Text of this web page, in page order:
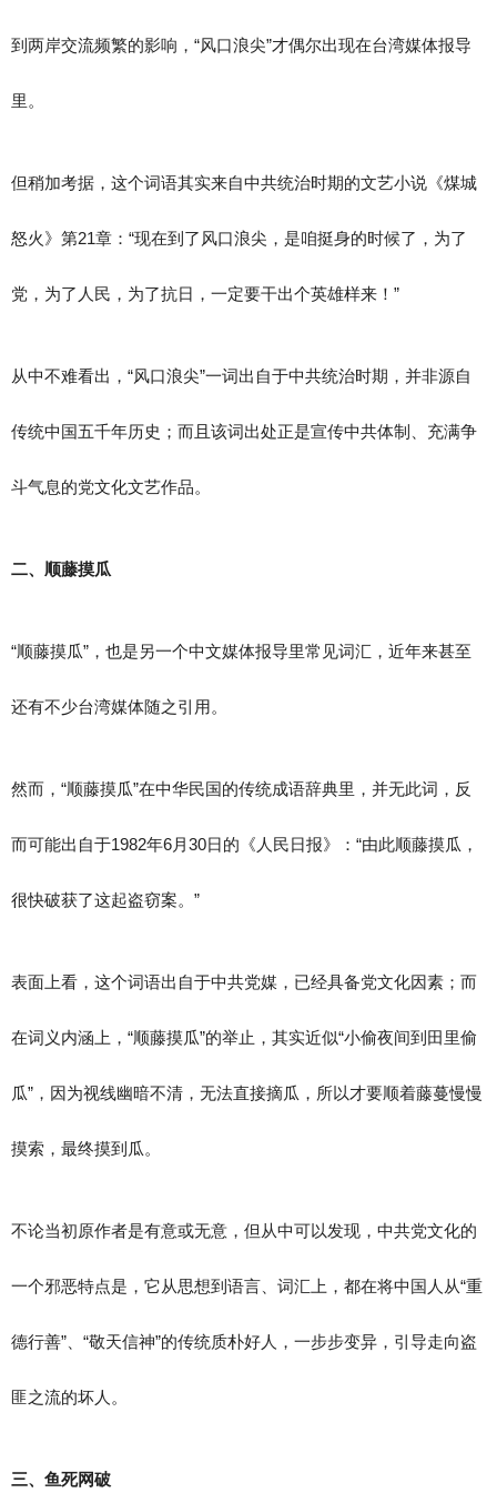
到两岸交流频繁的影响，“风口浪尖”才偶尔出现在台湾媒体报导
里。
但稍加考据，这个词语其实来自中共统治时期的文艺小说《煤城
怒火》第21章：“现在到了风口浪尖，是咱挺身的时候了，为了
党，为了人民，为了抗日，一定要干出个英雄样来！”
从中不难看出，“风口浪尖”一词出自于中共统治时期，并非源自
传统中国五千年历史；而且该词出处正是宣传中共体制、充满争
斗气息的党文化文艺作品。
二、顺藤摸瓜
“顺藤摸瓜”，也是另一个中文媒体报导里常见词汇，近年来甚至
还有不少台湾媒体随之引用。
然而，“顺藤摸瓜”在中华民国的传统成语辞典里，并无此词，反
而可能出自于1982年6月30日的《人民日报》：“由此顺藤摸瓜，
很快破获了这起盗窃案。”
表面上看，这个词语出自于中共党媒，已经具备党文化因素；而
在词义内涵上，“顺藤摸瓜”的举止，其实近似“小偷夜间到田里偷
瓜”，因为视线幽暗不清，无法直接摘瓜，所以才要顺着藤蔓慢慢
摸索，最终摸到瓜。
不论当初原作者是有意或无意，但从中可以发现，中共党文化的
一个邪恶特点是，它从思想到语言、词汇上，都在将中国人从“重
德行善”、“敬天信神”的传统质朴好人，一步步变异，引导走向盗
匪之流的坏人。
三、鱼死网破